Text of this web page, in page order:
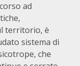
ad
territorio, è
sistema di
che